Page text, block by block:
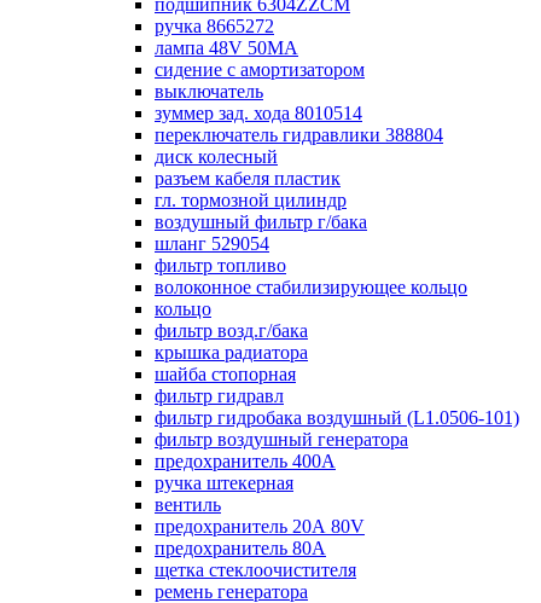
подшипник 6304ZZCM
ручка 8665272
лампа 48V 50МА
сидение с амортизатором
выключатель
зуммер зад. хода 8010514
переключатель гидравлики 388804
диск колесный
разъем кабеля пластик
гл. тормозной цилиндр
воздушный фильтр г/бака
шланг 529054
фильтр топливо
волоконное стабилизирующее кольцо
кольцо
фильтр возд.г/бака
крышка радиатора
шайба стопорная
фильтр гидравл
фильтр гидробака воздушный (L1.0506-101)
фильтр воздушный генератора
предохранитель 400А
ручка штекерная
вентиль
предохранитель 20А 80V
предохранитель 80А
щетка стеклоочистителя
ремень генератора